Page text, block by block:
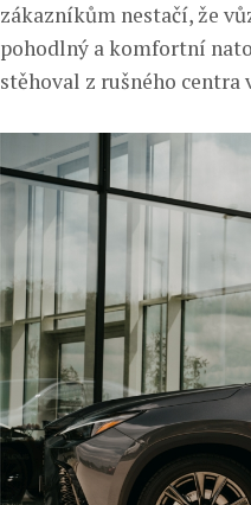
zákazníkům nestačí, že
pohodlný a komfortní
stěhoval z rušného centra